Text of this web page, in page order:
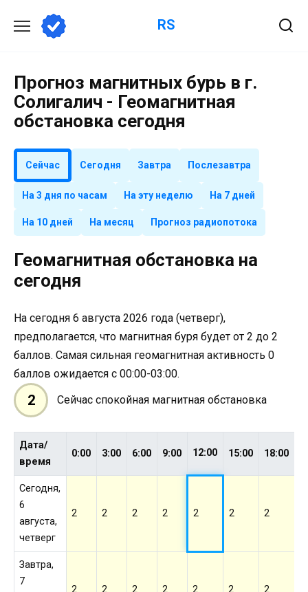
содержанию
RS
Прогноз магнитных бурь в г.
Солигалич - Геомагнитная
обстановка сегодня
Сейчас Сегодня Завтра Послезавтра
На 3 дня по часам На эту неделю На 7 дней
На 10 дней На месяц Прогноз радиопотока
Геомагнитная обстановка на
сегодня
На сегодня 6 августа 2026 года (четверг),
предполагается, что магнитная буря будет от 2 до 2
баллов. Самая сильная геомагнитная активность 0
баллов ожидается с 00:00-03:00.
2 Сейчас спокойная магнитная обстановка
Дата/
время
0:00 3:00 6:00 9:00 12:00 15:00 18:00
Сегодня,
6
августа,
четверг
2 2 2 2 2 2 2
Завтра,
7